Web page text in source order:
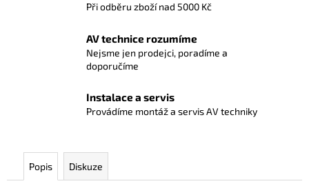
Při odběru zboží nad 5000 Kč
AV technice rozumíme
Nejsme jen prodejci, poradíme a
doporučíme
Instalace a servis
Provádíme montáž a servis AV techniky
Popis Diskuze